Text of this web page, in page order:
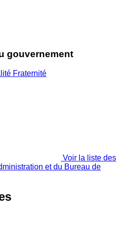
gouvernement
Voir la liste des
et du Bureau de